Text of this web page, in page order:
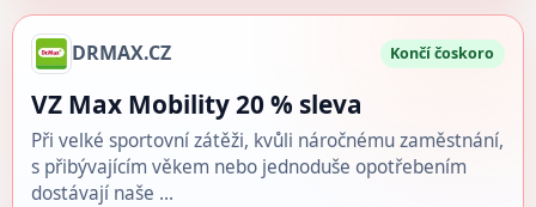
DRMAX.CZ Končí čoskoro
VZ Max Mobility 20 % sleva
Při velké sportovní zátěži, kvůli náročnému zaměstnání,
s přibývajícím věkem nebo jednoduše opotřebením
dostávají naše …